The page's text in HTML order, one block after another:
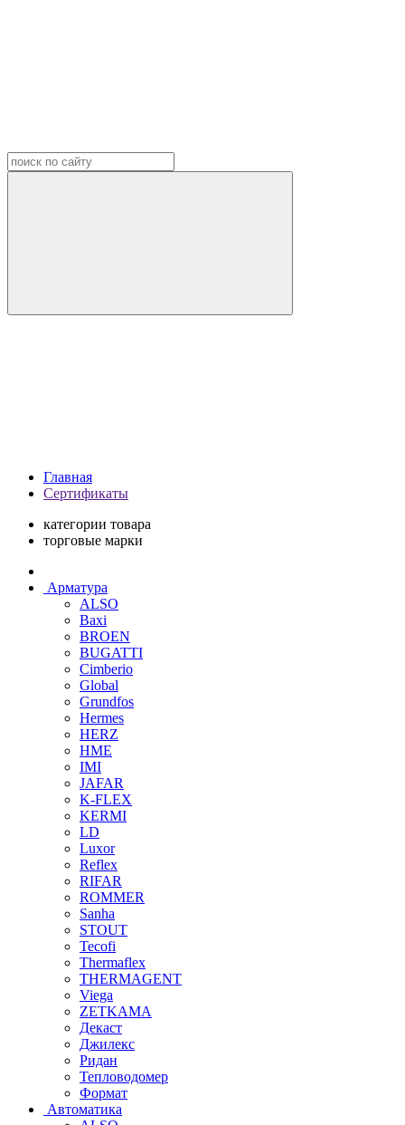
Главная
Сертификаты
категории товара
торговые марки
Арматура
ALSO
Baxi
BROEN
BUGATTI
Cimberio
Global
Grundfos
Hermes
HERZ
HME
IMI
JAFAR
K-FLEX
KERMI
LD
Luxor
Reflex
RIFAR
ROMMER
Sanha
STOUT
Tecofi
Thermaflex
THERMAGENT
Viega
ZETKAMA
Декаст
Джилекс
Ридан
Тепловодомер
Формат
Автоматика